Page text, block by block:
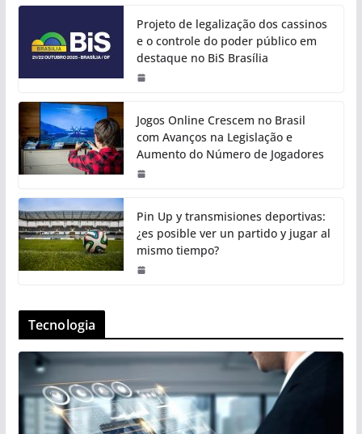
Projeto de legalização dos cassinos
e o controle do poder público em
destaque no BiS Brasília
Jogos Online Crescem no Brasil
com Avanços na Legislação e
Aumento do Número de Jogadores
Pin Up y transmisiones deportivas:
¿es posible ver un partido y jugar al
mismo tiempo?
Tecnologia